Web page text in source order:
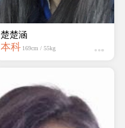
楚楚涵
本科 169cm / 55kg